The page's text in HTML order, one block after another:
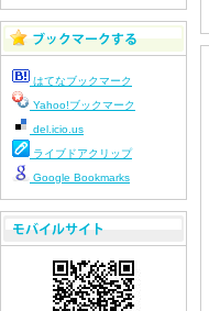
はてなブックマーク
Yahoo!ブックマーク
del.icio.us
ライブドアクリップ
Google Bookmarks